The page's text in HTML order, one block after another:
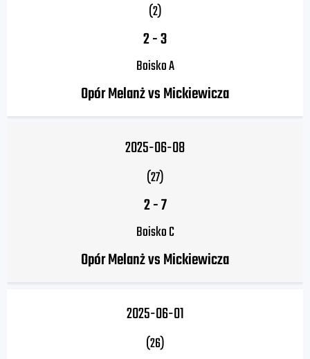
(2)
2-3
Boisko A
Opór Melanż vs Mickiewicza
2025-06-08
(27)
2-7
Boisko C
Opór Melanż vs Mickiewicza
2025-06-01
(26)